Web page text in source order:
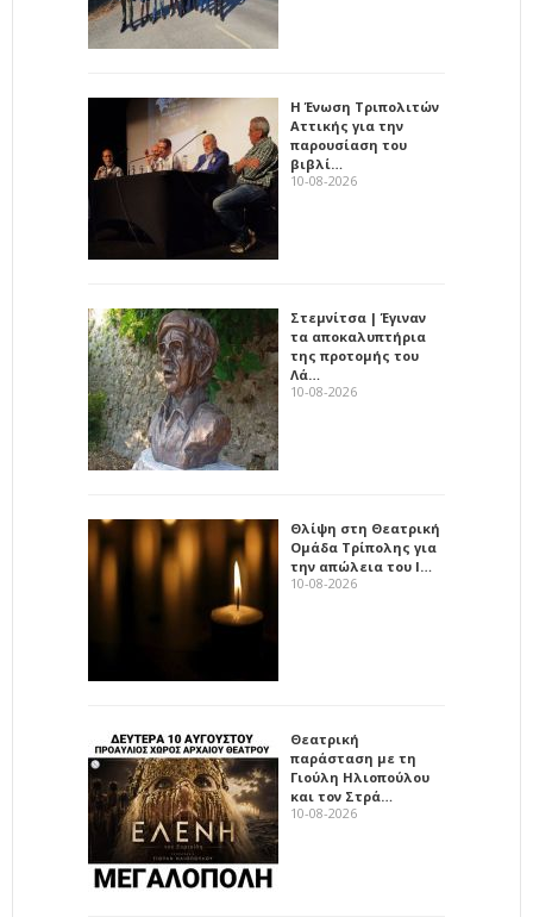
Η Ένωση Τριπολιτών
Αττικής για την
παρουσίαση του
βιβλί…
10-08-2026
Στεμνίτσα | Έγιναν
τα αποκαλυπτήρια
της προτομής του
Λά…
10-08-2026
Θλίψη στη Θεατρική
Ομάδα Τρίπολης για
την απώλεια του Ι…
10-08-2026
Θεατρική
παράσταση με τη
Γιούλη Ηλιοπούλου
και τον Στρά…
10-08-2026